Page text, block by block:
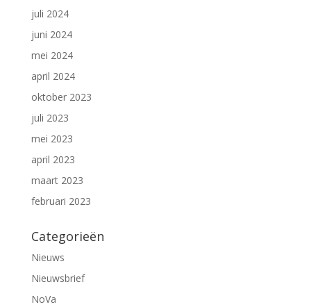
juli 2024
juni 2024
mei 2024
april 2024
oktober 2023
juli 2023
mei 2023
april 2023
maart 2023
februari 2023
Categorieën
Nieuws
Nieuwsbrief
NoVa